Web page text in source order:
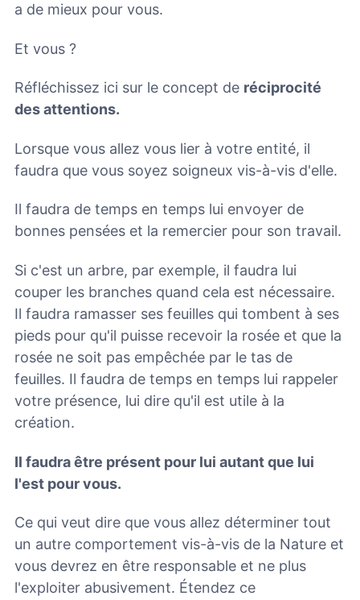
a de mieux pour vous.
Et vous ?
Réfléchissez ici sur le concept de réciprocité
des attentions.
Lorsque vous allez vous lier à votre entité, il
faudra que vous soyez soigneux vis-à-vis d'elle.
Il faudra de temps en temps lui envoyer de
bonnes pensées et la remercier pour son travail.
Si c'est un arbre, par exemple, il faudra lui
couper les branches quand cela est nécessaire.
Il faudra ramasser ses feuilles qui tombent à ses
pieds pour qu'il puisse recevoir la rosée et que la
rosée ne soit pas empêchée par le tas de
feuilles. Il faudra de temps en temps lui rappeler
votre présence, lui dire qu'il est utile à la
création.
Il faudra être présent pour lui autant que lui
l'est pour vous.
Ce qui veut dire que vous allez déterminer tout
un autre comportement vis-à-vis de la Nature et
vous devrez en être responsable et ne plus
l'exploiter abusivement. Étendez ce